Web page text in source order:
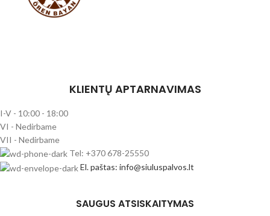
KLIENTŲ APTARNAVIMAS
I-V - 10:00 - 18:00
VI - Nedirbame
VII - Nedirbame
Tel: +370 678-25550
El. paštas: info@siuluspalvos.lt
SAUGUS ATSISKAITYMAS